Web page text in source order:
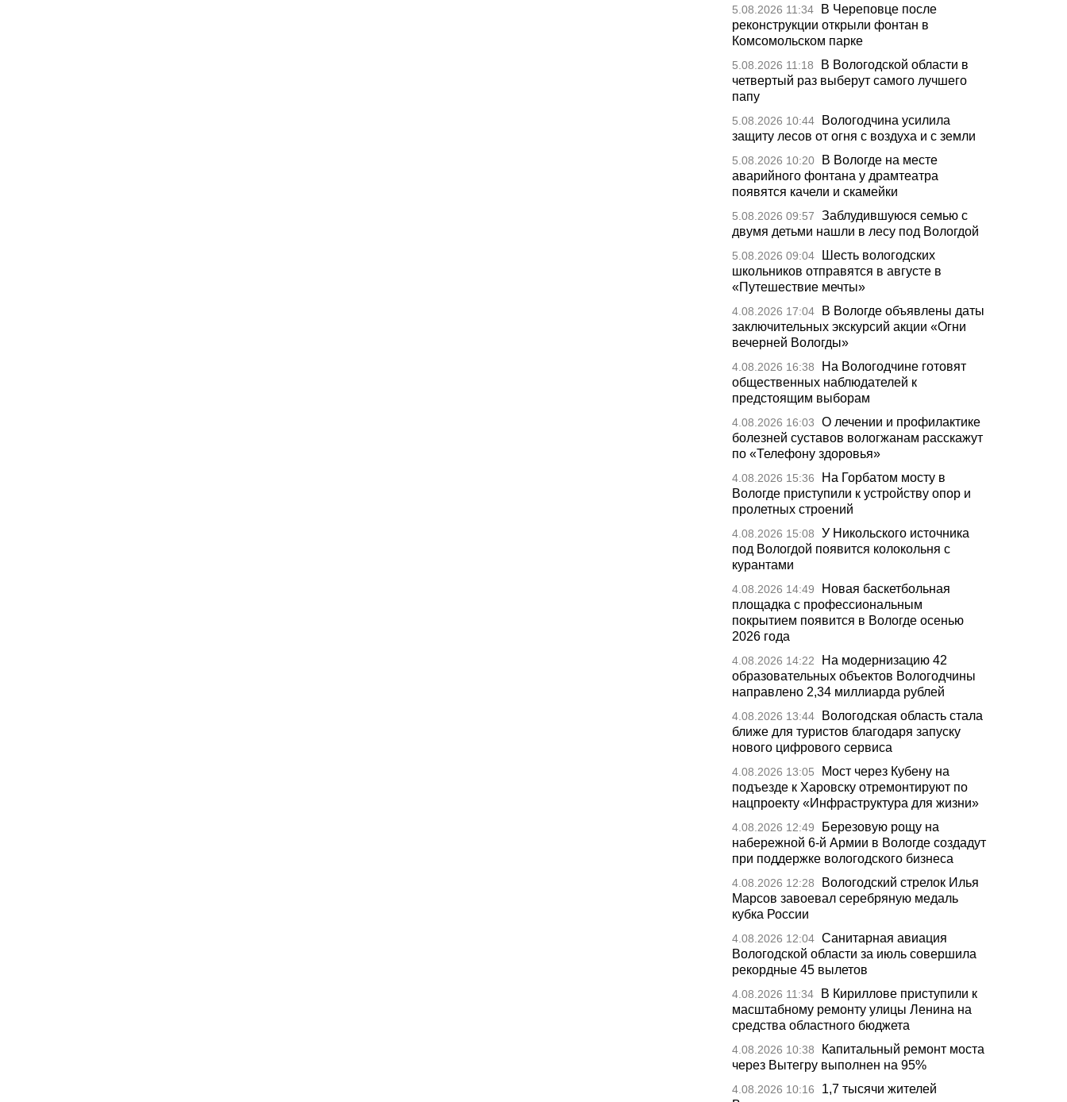
5.08.2026 11:34
В Череповце после
реконструкции открыли фонтан в
Комсомольском парке
5.08.2026 11:18
В Вологодской области в
четвертый раз выберут самого лучшего
папу
5.08.2026 10:44
Вологодчина усилила
защиту лесов от огня с воздуха и с земли
5.08.2026 10:20
В Вологде на месте
аварийного фонтана у драмтеатра
появятся качели и скамейки
5.08.2026 09:57
Заблудившуюся семью с
двумя детьми нашли в лесу под Вологдой
5.08.2026 09:04
Шесть вологодских
школьников отправятся в августе в
«Путешествие мечты»
4.08.2026 17:04
В Вологде объявлены даты
заключительных экскурсий акции «Огни
вечерней Вологды»
4.08.2026 16:38
На Вологодчине готовят
общественных наблюдателей к
предстоящим выборам
4.08.2026 16:03
О лечении и профилактике
болезней суставов вологжанам расскажут
по «Телефону здоровья»
4.08.2026 15:36
На Горбатом мосту в
Вологде приступили к устройству опор и
пролетных строений
4.08.2026 15:08
У Никольского источника
под Вологдой появится колокольня с
курантами
4.08.2026 14:49
Новая баскетбольная
площадка с профессиональным
покрытием появится в Вологде осенью
2026 года
4.08.2026 14:22
На модернизацию 42
образовательных объектов Вологодчины
направлено 2,34 миллиарда рублей
4.08.2026 13:44
Вологодская область стала
ближе для туристов благодаря запуску
нового цифрового сервиса
4.08.2026 13:05
Мост через Кубену на
подъезде к Харовску отремонтируют по
нацпроекту «Инфраструктура для жизни»
4.08.2026 12:49
Березовую рощу на
набережной 6-й Армии в Вологде создадут
при поддержке вологодского бизнеса
4.08.2026 12:28
Вологодский стрелок Илья
Марсов завоевал серебряную медаль
кубка России
4.08.2026 12:04 Санитарная авиация
Вологодской области за июль совершила
рекордные 45 вылетов
4.08.2026 11:34
В Кириллове приступили к
масштабному ремонту улицы Ленина на
средства областного бюджета
4.08.2026 10:38
Капитальный ремонт моста
через Вытегру выполнен на 95%
4.08.2026 10:16
1,7 тысячи жителей